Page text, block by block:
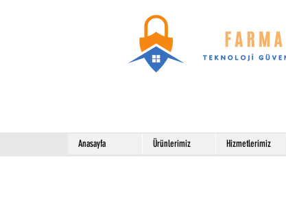
Anasayfa Ürünlerimiz Hizmetlerimiz